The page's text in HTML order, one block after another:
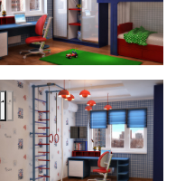
Kids room in red and blue